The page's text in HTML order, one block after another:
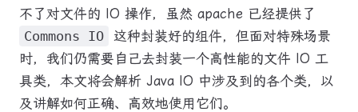
不了对文件的 IO 操作，虽然 apache 已经提供了
Commons IO 这种封装好的组件，但面对特殊场景
时，我们仍需要自己去封装一个高性能的文件 IO 工
具类，本文将会解析 Java IO 中涉及到的各个类，以
及讲解如何正确、高效地使用它们。